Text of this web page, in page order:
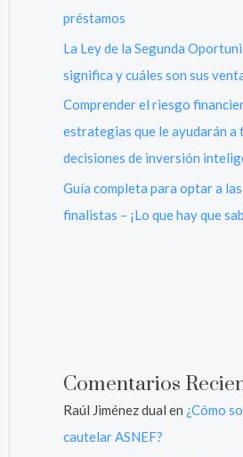
préstamos
La Ley de la Segunda
significa y cuáles son sus
Comprender el riesgo
estrategias que le ayudarán a
decisiones de inversión
Guía completa para optar a
finalistas – ¡Lo que hay que
Comentarios
Raúl Jiménez dual en ¿Cómo
cautelar ASNEF?